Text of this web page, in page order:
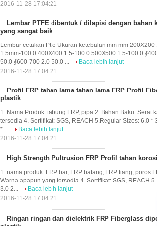
2016-11-28 17:04:21
Lembar PTFE dibentuk / dilapisi dengan bahan
yang sangat baik
Lembar cetakan Ptfe Ukuran ketebalan mm mm
1.5mm-100.0 400X400 1.5-100.0 500X500 1.5-100.0
50.0 ∮600-700 2.0-50.0 ...
Baca lebih lanjut
2016-11-28 17:04:21
Profil FRP tahan lama tahan lama FRP Profil
plastik
1. Nama Produk: tabung FRP, pipa 2. Bahan Baku: Serat
tersedia 4. Sertifikat: SGS, REACH 5.Regular Sizes: 6.0 *
* ...
Baca lebih lanjut
2016-11-28 17:04:21
High Strength Pultrusion FRP Profil tahan
1. nama produk: FRP bar, FRP batang, FRP tiang, poros
Warna apapun yang tersedia 4. Sertifikat: SGS, REACH
3.0 2...
Baca lebih lanjut
2016-11-28 17:04:21
Ringan ringan dan dielektrik FRP Fiberglass